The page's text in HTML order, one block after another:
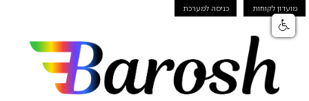
מועדון לקוחות כניסה למערכת